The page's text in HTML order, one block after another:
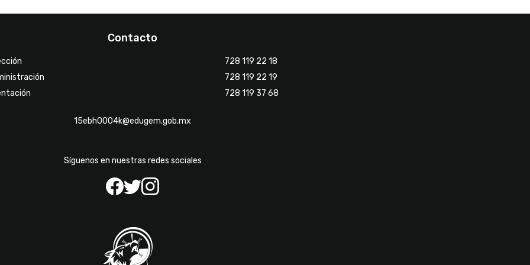
Contacto
728 119 22 18
728 119 22 19
728 119 37 68
15ebh0004k@edugem.gob.mx
Síguenos en nuestras redes sociales